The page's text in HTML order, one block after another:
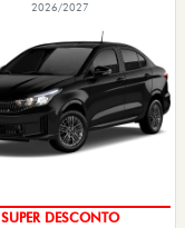
2026/2027
SUPER DESCONTO